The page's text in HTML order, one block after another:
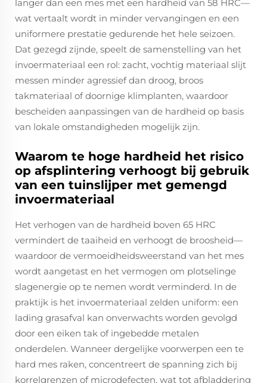
langer dan een mes met een hardheid van 58 HRC—
wat vertaalt wordt in minder vervangingen en een
uniformere prestatie gedurende het hele seizoen.
Dat gezegd zijnde, speelt de samenstelling van het
invoermateriaal een rol: zacht, vochtig materiaal slijt
messen minder agressief dan droog, broos
takmateriaal of doornige klimplanten, waardoor
bescheiden aanpassingen van de hardheid op basis
van lokale omstandigheden mogelijk zijn.
Waarom te hoge hardheid het risico
op afsplintering verhoogt bij gebruik
van een tuinslijper met gemengd
invoermateriaal
Het verhogen van de hardheid boven 65 HRC
vermindert de taaiheid en verhoogt de broosheid—
waardoor de vermoeidheidsweerstand van het mes
wordt aangetast en het vermogen om plotselinge
slagenergie op te nemen wordt verminderd. In de
praktijk is het invoermateriaal zelden uniform: een
lading grasafval kan onverwachts worden gevolgd
door een eiken tak of ingebedde metalen
onderdelen. Wanneer dergelijke voorwerpen een te
hard mes raken, concentreert de spanning zich bij
korrelgrenzen of microdefecten, wat tot afbladdering